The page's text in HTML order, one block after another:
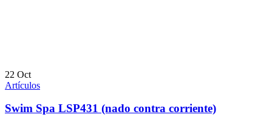
22 Oct
Artículos
Swim Spa LSP431 (nado contra corriente)